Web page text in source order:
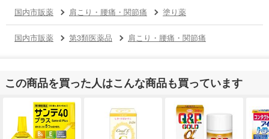
国内市販薬 肩こり・腰痛・関節痛 塗り薬
国内市販薬 第3類医薬品 肩こり・腰痛・関節痛
この商品を買った人はこんな商品も買っています